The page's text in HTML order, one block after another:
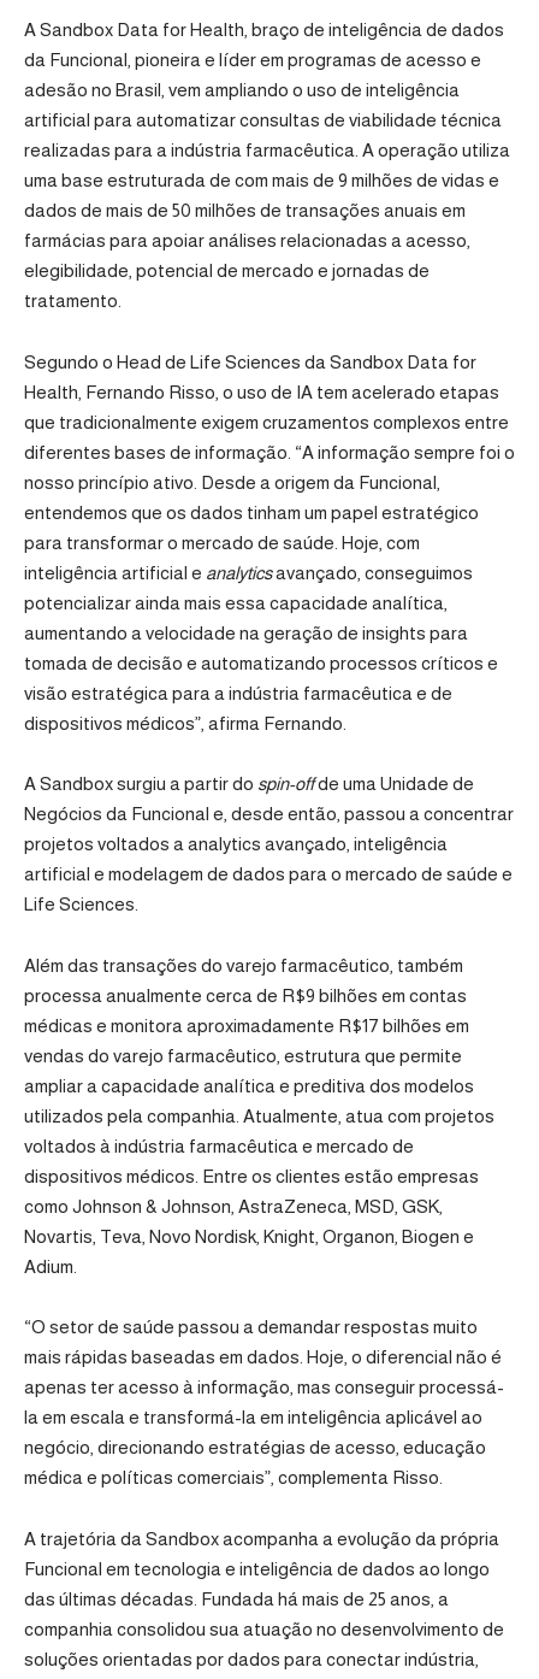
A Sandbox Data for Health , braço de inteligência de dados
da Funcional , pioneira e líder em programas de acesso e
adesão no Brasil, vem ampliando o uso de inteligência
artificial para automatizar consultas de viabilidade técnica
realizadas para a indústria farmacêutica. A operação utiliza
uma base estruturada de com mais de 9 milhões de vidas e
dados de mais de 50 milhões de transações anuais em
farmácias para apoiar análises relacionadas a acesso,
elegibilidade, potencial de mercado e jornadas de
tratamento.
Segundo o Head de Life Sciences da Sandbox Data for
Health, Fernando Risso, o uso de IA tem acelerado etapas
que tradicionalmente exigem cruzamentos complexos entre
diferentes bases de informação. “A informação sempre foi o
nosso princípio ativo. Desde a origem da Funcional,
entendemos que os dados tinham um papel estratégico
para transformar o mercado de saúde. Hoje, com
inteligência artificial e analyticsavançado, conseguimos
potencializar ainda mais essa capacidade analítica,
aumentando a velocidade na geração de insights para
tomada de decisão e automatizando processos críticos e
visão estratégica para a indústria farmacêutica e de
dispositivos médicos”, afirma Fernando.
A Sandbox surgiu a partir do spin-offde uma Unidade de
Negócios da Funcional e, desde então, passou a concentrar
projetos voltados a analytics avançado, inteligência
artificial e modelagem de dados para o mercado de saúde e
Life Sciences.
Além das transações do varejo farmacêutico, também
processa anualmente cerca de R$9 bilhões em contas
médicas e monitora aproximadamente R$17 bilhões em
vendas do varejo farmacêutico, estrutura que permite
ampliar a capacidade analítica e preditiva dos modelos
utilizados pela companhia. Atualmente, atua com projetos
voltados à indústria farmacêutica e mercado de
dispositivos médicos. Entre os clientes estão empresas
como Johnson & Johnson, AstraZeneca, MSD, GSK,
Novartis, Teva, Novo Nordisk, Knight, Organon, Biogen e
Adium.
“O setor de saúde passou a demandar respostas muito
mais rápidas baseadas em dados. Hoje, o diferencial não é
apenas ter acesso à informação, mas conseguir processá-
la em escala e transformá-la em inteligência aplicável ao
negócio, direcionando estratégias de acesso, educação
médica e políticas comerciais”, complementa Risso.
A trajetória da Sandbox acompanha a evolução da própria
Funcional em tecnologia e inteligência de dados ao longo
das últimas décadas. Fundada há mais de 25 anos, a
companhia consolidou sua atuação no desenvolvimento de
soluções orientadas por dados para conectar indústria,